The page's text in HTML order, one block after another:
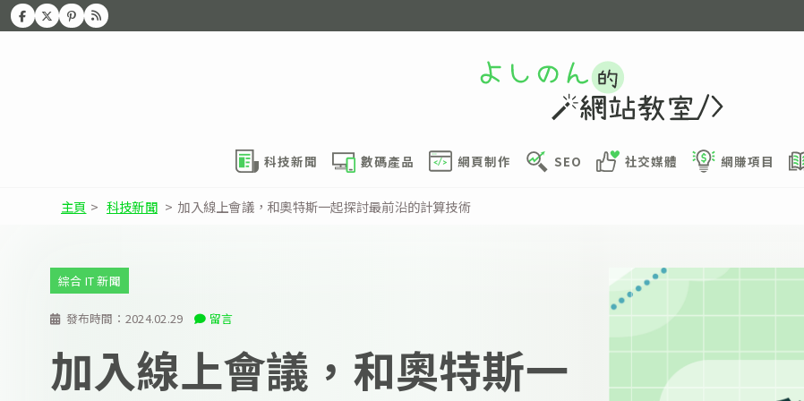
科技新聞 數碼產品 網頁制作 SEO 社交媒體 網賺項目
主頁 > 科技新聞 > 加入線上會議，和奧特斯一起探討最前沿的計算技術
發布時間： 2024.02.29 留言
綜合 IT 新聞
加入線上會議，和奧特斯一